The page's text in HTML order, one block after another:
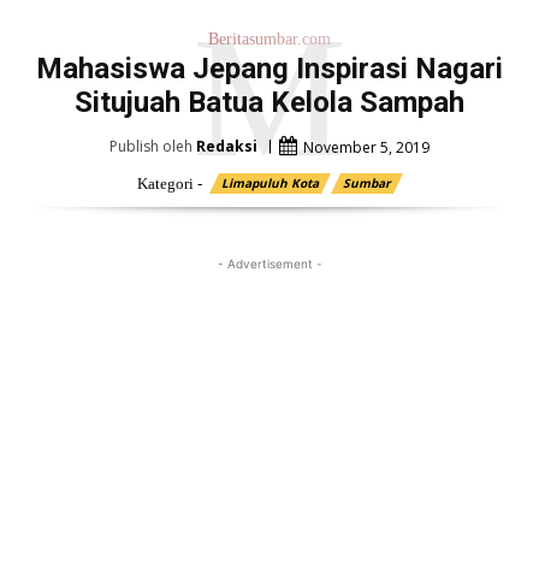
Beritasumbar.com
Mahasiswa Jepang Inspirasi Nagari
Situjuah Batua Kelola Sampah
M
Publish oleh Redaksi November 5, 2019
Kategori - Limapuluh Kota Sumbar
- Advertisement -